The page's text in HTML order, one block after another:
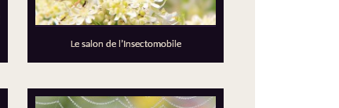
Le salon de l’Insectomobile